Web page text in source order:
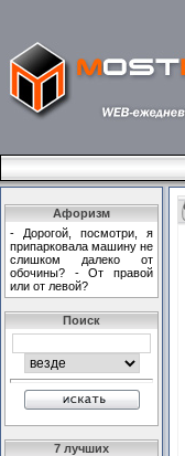
Афоризм
- Доpогой, посмотpи, я
пpипаpковала машину не
слишком далеко от
обочины? - От пpавой
или от левой?
Поиск
7 лучших